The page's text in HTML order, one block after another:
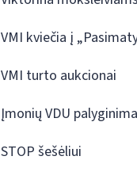
VMI kviečia į
VMI turto aukcionai
Įmonių VDU
STOP šešėliui